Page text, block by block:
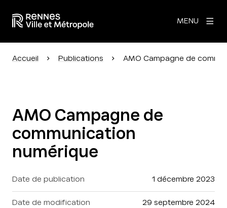
MENU
Accueil Publications AMO Campagne de
AMO Campagne de
communication
numérique
Date de publication 1 décembre 2023
Date de modification 29 septembre 2024